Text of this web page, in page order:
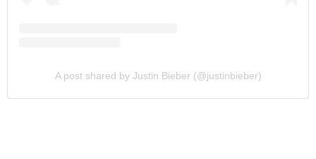
A post shared by Justin Bieber (@justinbieber)